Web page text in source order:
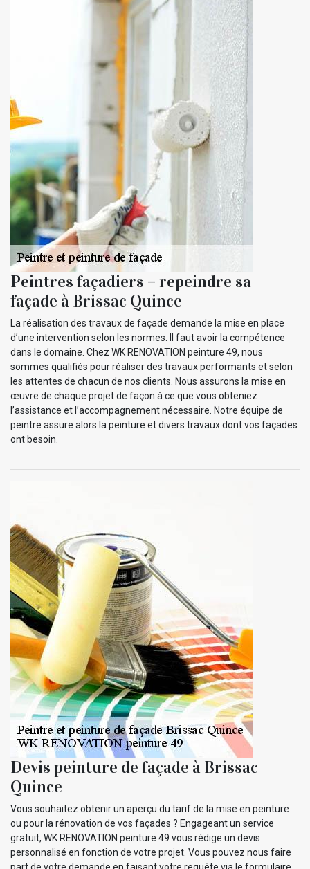
Peintres façadiers – repeindre sa
façade à Brissac Quince
La réalisation des travaux de façade demande la mise en place
d’une intervention selon les normes. Il faut avoir la compétence
dans le domaine. Chez WK RENOVATION peinture 49, nous
sommes qualifiés pour réaliser des travaux performants et selon
les attentes de chacun de nos clients. Nous assurons la mise en
œuvre de chaque projet de façon à ce que vous obteniez
l’assistance et l’accompagnement nécessaire. Notre équipe de
peintre assure alors la peinture et divers travaux dont vos façades
ont besoin.
Devis peinture de façade à Brissac
Quince
Vous souhaitez obtenir un aperçu du tarif de la mise en peinture
ou pour la rénovation de vos façades ? Engageant un service
gratuit, WK RENOVATION peinture 49 vous rédige un devis
personnalisé en fonction de votre projet. Vous pouvez nous faire